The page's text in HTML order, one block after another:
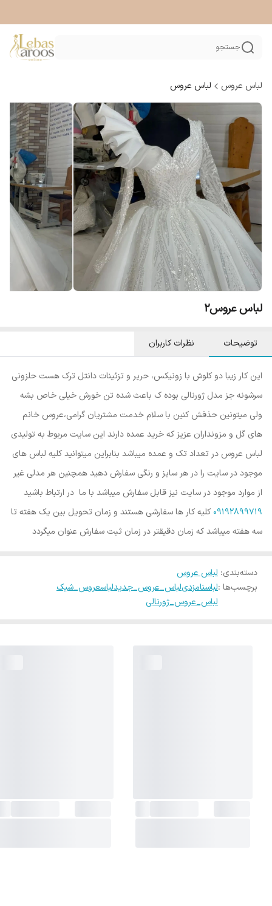
جستجو
لباس عروس لباس عروس
لباس عروس۲
توضیحات نظرات کاربران
این کار زیبا دو کلوش با زونیکس، حریر و تزئینات دانتل ترک هست حلزونی
سرشونه جز مدل ژورنالی بوده ک باعث شده تن خورش خیلی خاص بشه
ولی میتونین حذفش کنین با سلام خدمت مشتریان گرامی،عروس خانم
های گل و مزونداران عزیز که خرید عمده دارند این سایت مربوط به تولیدی
لباس عروس در تعداد تک و عمده میباشد بنابراین میتوانید کلیه لباس های
موجود در سایت را در هر سایز و رنگی سفارش دهید همچنین هر مدلی غیر
از موارد موجود در سایت نیز قابل سفارش میباشد با ما در ارتباط باشید
09192899719 کلیه کار ها سفارشی هستند و زمان تحویل بین یک هفته تا
سه هفته میباشد که زمان دقیقتر در زمان ثبت سفارش عنوان میگردد
دسته‌بندی: لباس عروس
برچسب‌ها :لباسنامزدیلباس_عروس_جدیدلباسعروس_شیک
لباس_عروس_ژورنالی